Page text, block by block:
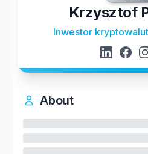
Krzysztof
Inwestor
About